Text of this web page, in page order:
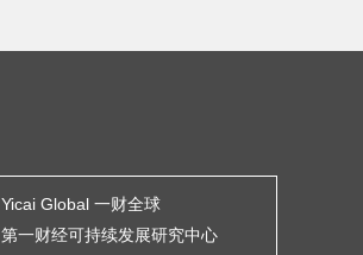
Yicai Global 一财全球
第一财经可持续发展研究中心